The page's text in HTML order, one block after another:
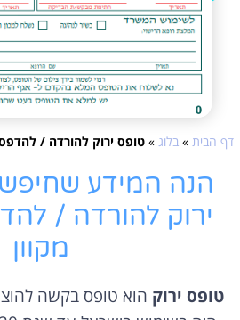
דף הבית »בלוג»טופס ירוק להורדה /
ירוק להורדה /
מקוון